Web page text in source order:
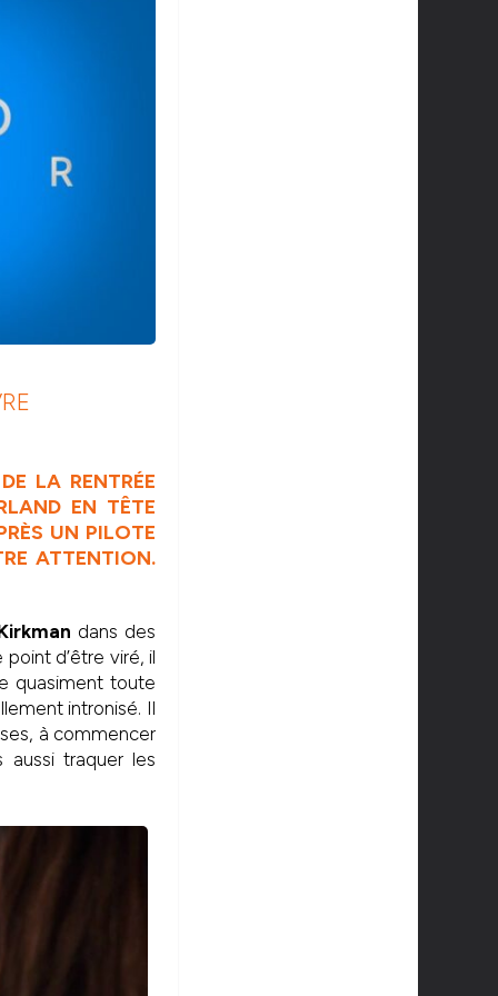
LA RENTRÉE
EN TÊTE
UN PILOTE
ATTENTION.
dans des
d’être viré, il
quasiment toute
intronisé. Il
à commencer
traquer les